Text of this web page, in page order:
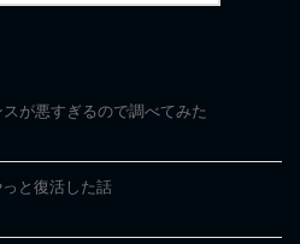
が悪すぎるので調べてみた
と復活した話